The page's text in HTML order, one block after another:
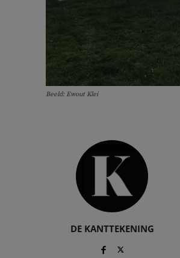
Beeld: Ewout Klei
DE KANTTEKENING